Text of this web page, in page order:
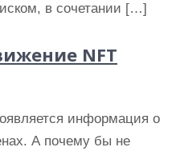
в сочетании […]
NFT
информация о
А почему бы не